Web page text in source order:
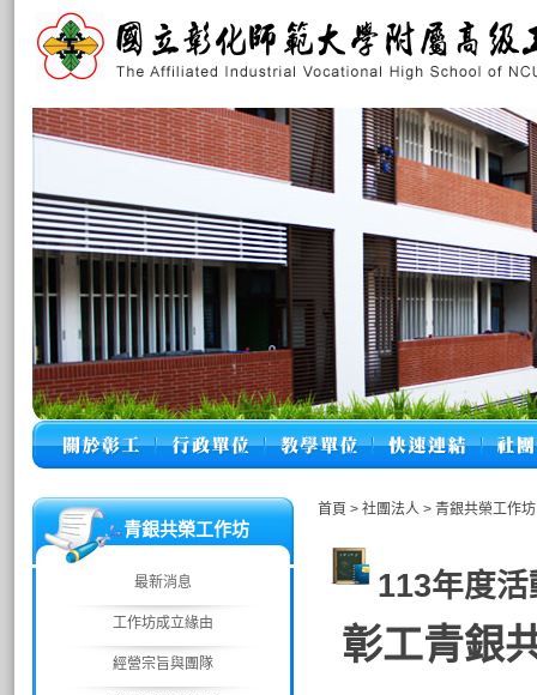
青銀共榮工作坊
最新消息
工作坊成立緣由
經營宗旨與團隊
首頁 > 社團法人 > 青銀共榮工作坊
113年度
彰工青銀